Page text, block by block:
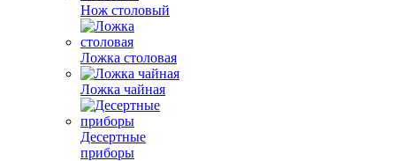
Нож столовый
Ложка столовая
Ложка чайная
Десертные
приборы